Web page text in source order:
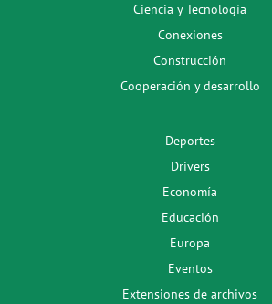
Ciencia y Tecnología
Conexiones
Construcción
Cooperación y desarrollo
Deportes
Drivers
Economía
Educación
Europa
Eventos
Extensiones de archivos